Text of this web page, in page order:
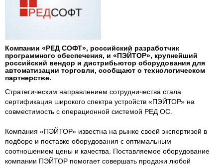
Компании «РЕД СОФТ», российский разработчик
программного обеспечения, и «ПЭЙТОР», крупнейший
российский вендор и дистрибьютор оборудования для
автоматизации торговли, сообщают о технологическом
партнерстве.
Стратегическим направлением сотрудничества стала
сертификация широкого спектра устройств «ПЭЙТОР» на
совместимость с операционной системой РЕД ОС.
Компания «ПЭЙТОР» известна на рынке своей экспертизой в
подборе и поставке оборудования с оптимальным
соотношением цены и качества. Поставляемое оборудование
компании ПЭЙТОР помогает совершать продажи любой